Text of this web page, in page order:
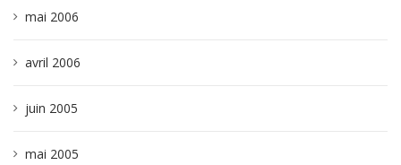
mai 2006
avril 2006
juin 2005
mai 2005